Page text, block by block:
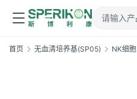
首页 无血清培养基(SP05) NK细胞